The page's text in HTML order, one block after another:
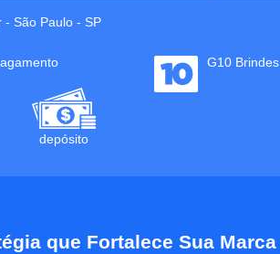
- São Paulo - SP
depósito
G10 Brindes
que Fortalece Sua Marca